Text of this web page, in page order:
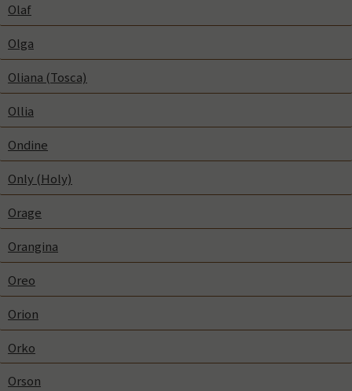
Olaf
Olga
Oliana (Tosca)
Ollia
Ondine
Only (Holy)
Orage
Orangina
Oreo
Orion
Orko
Orson